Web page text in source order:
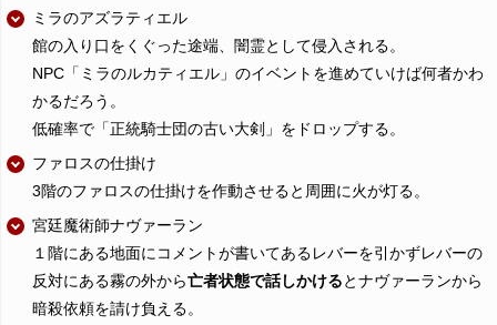
ミラのアズラティエル
館の入り口をくぐった途端、闇霊として侵入される。
NPC「ミラのルカティエル」のイベントを進めていけば何者かわ
かるだろう。
低確率で「正統騎士団の古い大剣」をドロップする。
ファロスの仕掛け
3階のファロスの仕掛けを作動させると周囲に火が灯る。
宮廷魔術師ナヴァーラン
１階にある地面にコメントが書いてあるレバーを引かずレバーの
反対にある霧の外から亡者状態で話しかけるとナヴァーランから
暗殺依頼を請け負える。